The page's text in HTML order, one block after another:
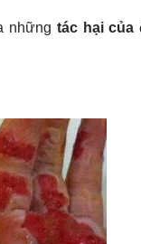
những tác hại của